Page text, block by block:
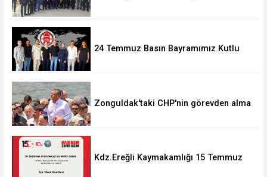
24 Temmuz Basın Bayramımız Kutlu
Zonguldak'taki CHP'nin görevden alma
Kdz.Ereğli Kaymakamlığı 15 Temmuz